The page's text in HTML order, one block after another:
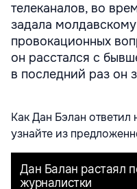
телеканалов, во
задала
провокационных
он расстался с
в последний раз он
Как Дан Бэлан ответил
узнайте из